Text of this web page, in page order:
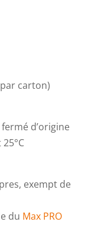
carton)
d’origine
exempt de
du Max PRO